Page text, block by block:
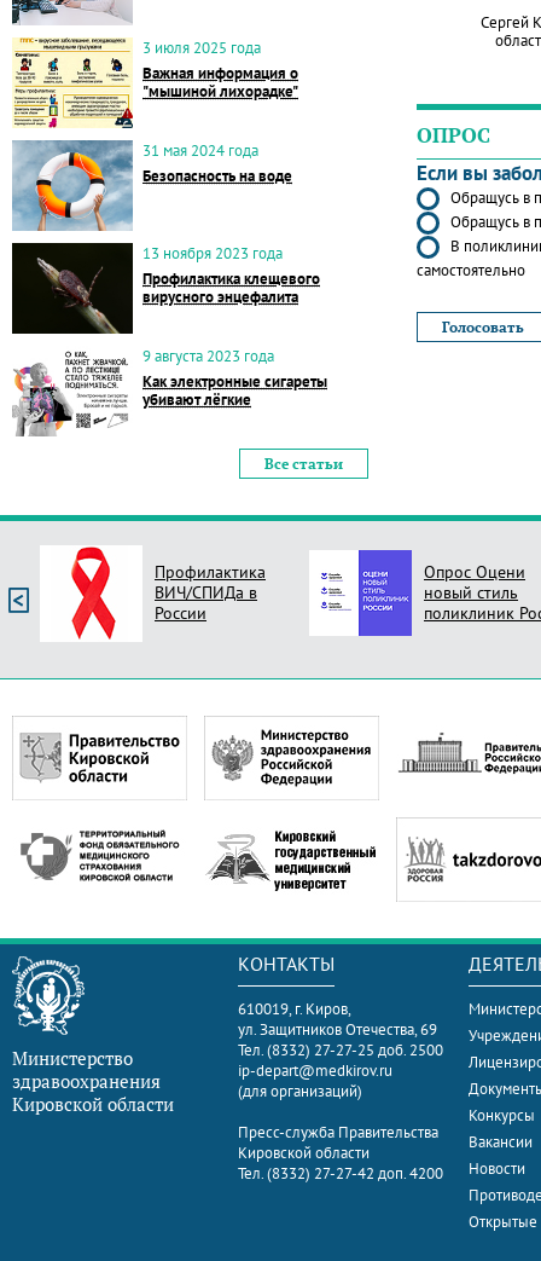
3 июля 2025 года
Важная информация о
"мышиной лихорадке"
31 мая 2024 года
Безопасность на воде
13 ноября 2023 года
Профилактика клещевого
вирусного энцефалита
9 августа 2023 года
Как электронные сигареты
убивают лёгкие
Все статьи
Сергей
ОПРОС
Если вы
Обращусь в
Обращусь в
В
самостоятельно
Профилактика
ВИЧ/СПИДа в
России
Опрос Оцени
новый стиль
поликлиник
Министерство
здравоохранения
Кировской области
КОНТАКТЫ
610019, г. Киров,
ул. Защитников Отечества, 69
Тел. (8332) 27-27-25 доб. 2500
ip-depart@medkirov.ru
(для организаций)
Пресс-служба Правительства
Кировской области
Тел. (8332) 27-27-42 доп. 4200
Конкурсы
Вакансии
Новости